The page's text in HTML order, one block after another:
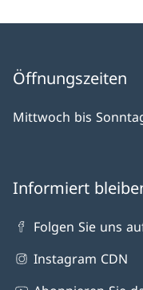
Öffnungszeiten
Mittwoch bis
Informiert
Folgen Sie uns
Instagram CDN